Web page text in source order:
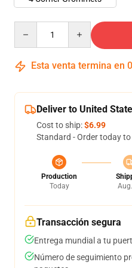
Esta venta termina en
Deliver to United
Cost to ship:$6.99
Standard - Order today
Production
Today
Transacción segura
Entrega mundial a tu
Número de seguimiento